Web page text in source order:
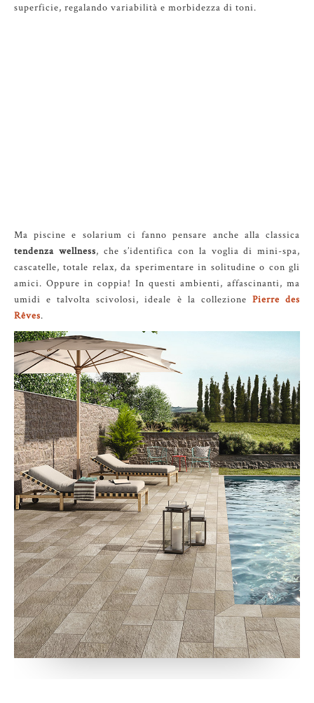
superficie, regalando variabilità e morbidezza di toni.
Ma piscine e solarium ci fanno pensare anche alla classica
tendenza wellness, che s’identifica con la voglia di mini-spa,
cascatelle, totale relax, da sperimentare in solitudine o con gli
amici. Oppure in coppia! In questi ambienti, affascinanti, ma
umidi e talvolta scivolosi, ideale è la collezione Pierre des
Rêves.